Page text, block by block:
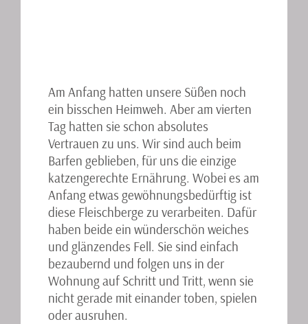
Am Anfang hatten unsere Süßen noch
ein bisschen Heimweh. Aber am vierten
Tag hatten sie schon absolutes
Vertrauen zu uns. Wir sind auch beim
Barfen geblieben, für uns die einzige
katzengerechte Ernährung. Wobei es am
Anfang etwas gewöhnungsbedürftig ist
diese Fleischberge zu verarbeiten. Dafür
haben beide ein wünderschön weiches
und glänzendes Fell. Sie sind einfach
bezaubernd und folgen uns in der
Wohnung auf Schritt und Tritt, wenn sie
nicht gerade mit einander toben, spielen
oder ausruhen.